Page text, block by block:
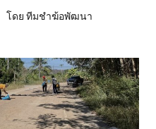
โดย ทีมชำฆ้อพัฒนา